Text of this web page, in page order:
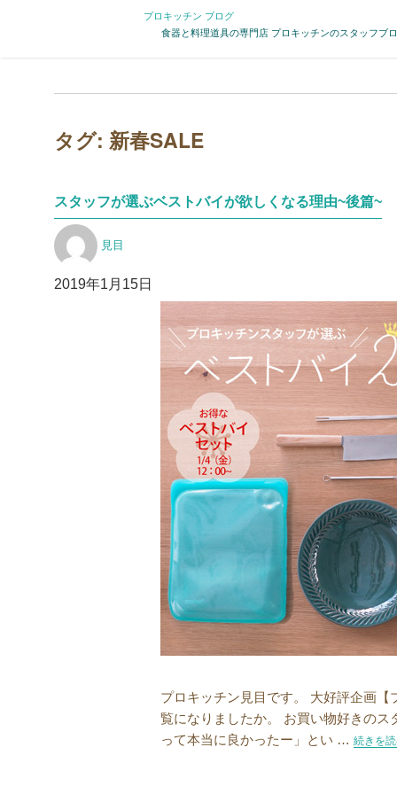
プロキッチン ブログ
食器と料理道具の専門店 プロキッチンのスタッフブ
タグ: 新春SALE
スタッフが選ぶベストバイが欲しくなる理由~後篇~
稿見目
投
2019年1月15日
プロキッチン見目です。 大好評企画
覧になりましたか。 お買い物好きの
って本当に良かったー」とい … “スタッ
続きを